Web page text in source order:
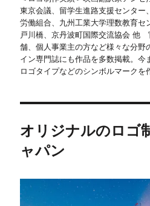
東京会議、留学生進路支援センター
労働組合、九州工業大学理数教育セ
戸川橋、京丹波町国際交流協会 他
舗、個人事業主の方など様々な分野
イン専門誌にも作品を多数掲載。今
ロゴタイプなどのシンボルマークを
オリジナルのロゴ
ャパン